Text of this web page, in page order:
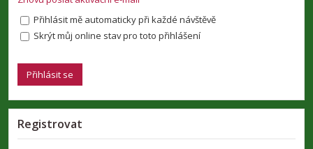
Přihlásit mě automaticky při každé návštěvě
Skrýt můj online stav pro toto přihlášení
Registrovat